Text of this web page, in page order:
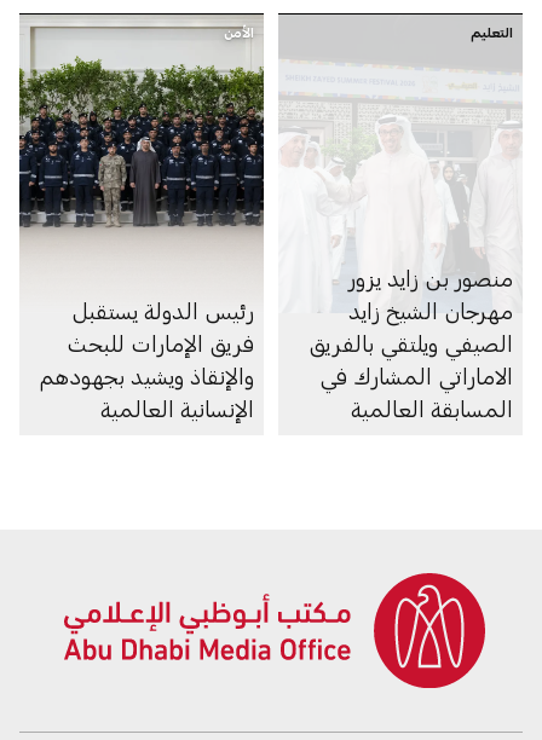
التعليم
منصور بن زايد يزور
مهرجان الشيخ زايد
الصيفي ويلتقي بالفريق
الاماراتي المشارك في
المسابقة العالمية
الأمن
رئيس الدولة يستقبل
فريق الإمارات للبحث
والإنقاذ ويشيد بجهودهم
الإنسانية العالمية